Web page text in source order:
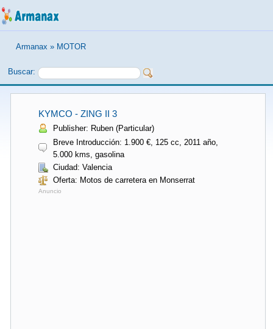
Armanax » MOTOR
Buscar:
KYMCO - ZING II 3
Publisher: Ruben (Particular)
Breve Introducción: 1.900 €, 125 cc, 2011 año,
5.000 kms, gasolina
Ciudad: Valencia
Oferta: Motos de carretera en Monserrat
Anuncio